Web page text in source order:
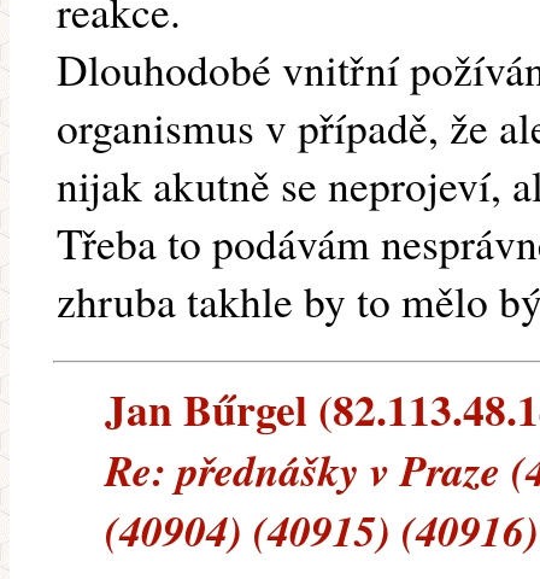
Dlouhodobé vnitřní
organismus v případě, že
nijak akutně se neprojeví,
Třeba to podávám
zhruba takhle by to mělo
Jan Bűrgel
Re: přednášky v Praze
(40904) (40915)